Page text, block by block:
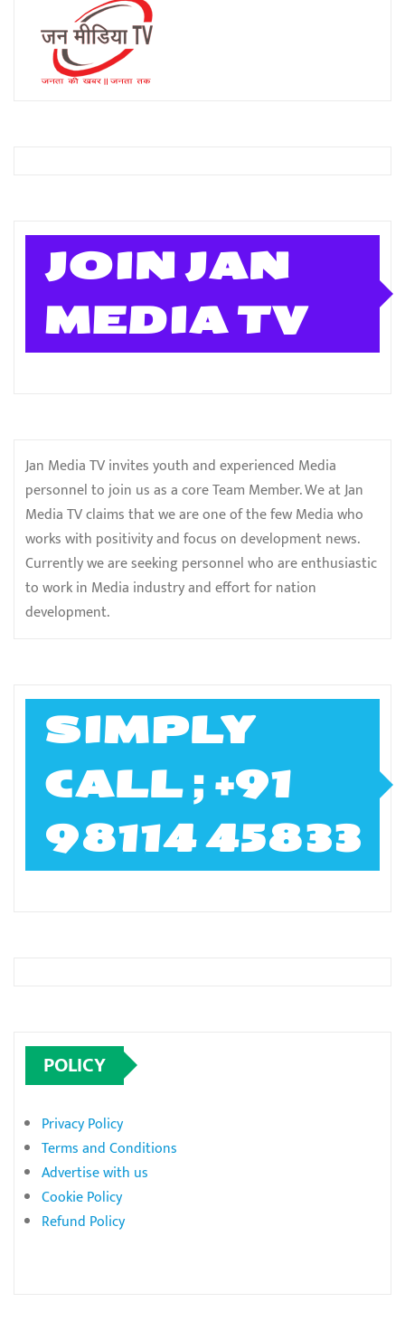
JOIN JAN
MEDIA TV
Jan Media TV invites youth and experienced Media
personnel to join us as a core Team Member. We at Jan
Media TV claims that we are one of the few Media who
works with positivity and focus on development news.
Currently we are seeking personnel who are enthusiastic
to work in Media industry and effort for nation
development.
SIMPLY
CALL ; +91
98114 45833
POLICY
Privacy Policy
Terms and Conditions
Advertise with us
Cookie Policy
Refund Policy